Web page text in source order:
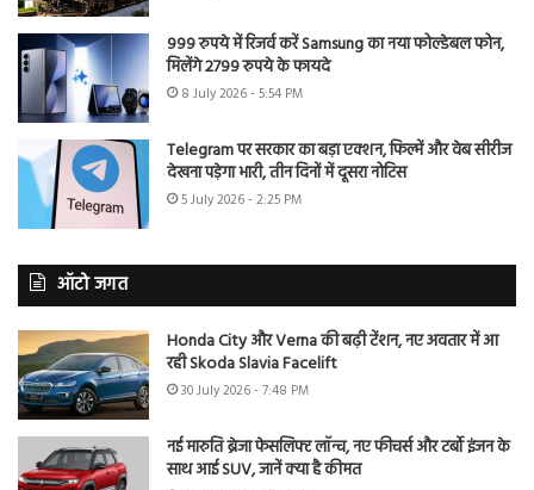
999 रुपये में रिजर्व करें Samsung का नया फोल्डेबल फोन,
मिलेंगे 2799 रुपये के फायदे
8 July 2026 - 5:54 PM
Telegram पर सरकार का बड़ा एक्शन, फिल्में और वेब सीरीज
देखना पड़ेगा भारी, तीन दिनों में दूसरा नोटिस
5 July 2026 - 2:25 PM
ऑटो जगत
Honda City और Verna की बढ़ी टेंशन, नए अवतार में आ
रही Skoda Slavia Facelift
30 July 2026 - 7:48 PM
नई मारुति ब्रेजा फेसलिफ्ट लॉन्च, नए फीचर्स और टर्बो इंजन के
साथ आई SUV, जानें क्या है कीमत